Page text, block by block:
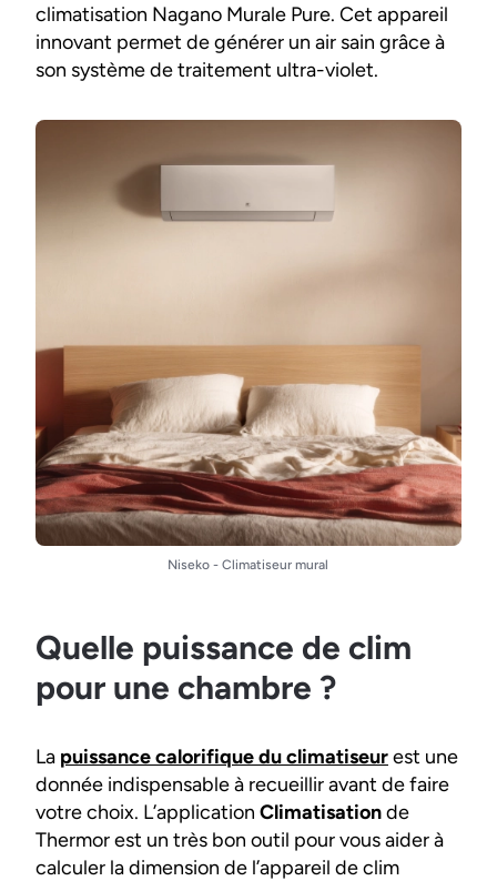
climatisation Nagano Murale Pure. Cet appareil
innovant permet de générer un air sain grâce à
son système de traitement ultra-violet.
Niseko - Climatiseur mural
Quelle puissance de clim
pour une chambre ?
La puissance calorifique du climatiseurest une
donnée indispensable à recueillir avant de faire
votre choix. L’application Climatisationde
Thermor est un très bon outil pour vous aider à
calculer la dimension de l’appareil de clim